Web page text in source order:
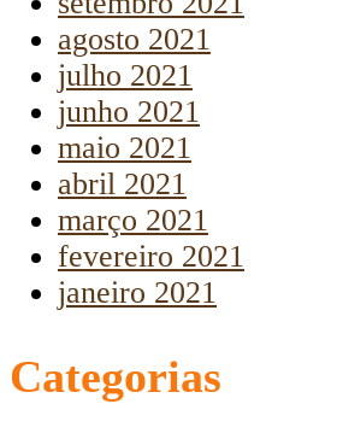
agosto 2021
julho 2021
junho 2021
maio 2021
abril 2021
março 2021
fevereiro 2021
janeiro 2021
Categorias